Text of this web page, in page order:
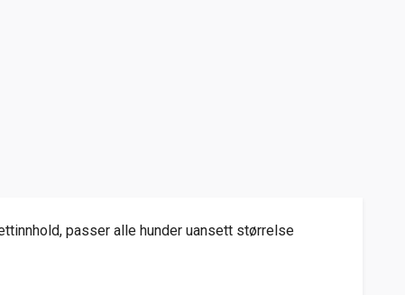
passer alle hunder uansett størrelse